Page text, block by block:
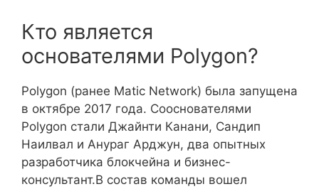
Кто является
основателями Polygon?
Polygon (ранее Matic Network) была запущена
в октябре 2017 года. Сооснователями
Polygon стали Джайнти Канани, Сандип
Наилвал и Анураг Арджун, два опытных
разработчика блокчейна и бизнес-
консультант.В состав команды вошел